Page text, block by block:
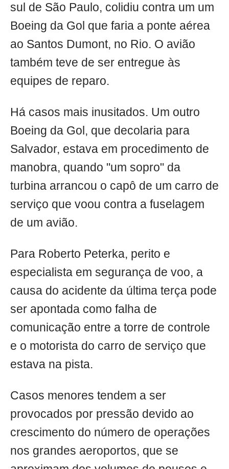
sul de São Paulo, colidiu contra um um
Boeing da Gol que faria a ponte aérea
ao Santos Dumont, no Rio. O avião
também teve de ser entregue às
equipes de reparo.
Há casos mais inusitados. Um outro
Boeing da Gol, que decolaria para
Salvador, estava em procedimento de
manobra, quando "um sopro" da
turbina arrancou o capô de um carro de
serviço que voou contra a fuselagem
de um avião.
Para Roberto Peterka, perito e
especialista em segurança de voo, a
causa do acidente da última terça pode
ser apontada como falha de
comunicação entre a torre de controle
e o motorista do carro de serviço que
estava na pista.
Casos menores tendem a ser
provocados por pressão devido ao
crescimento do número de operações
nos grandes aeroportos, que se